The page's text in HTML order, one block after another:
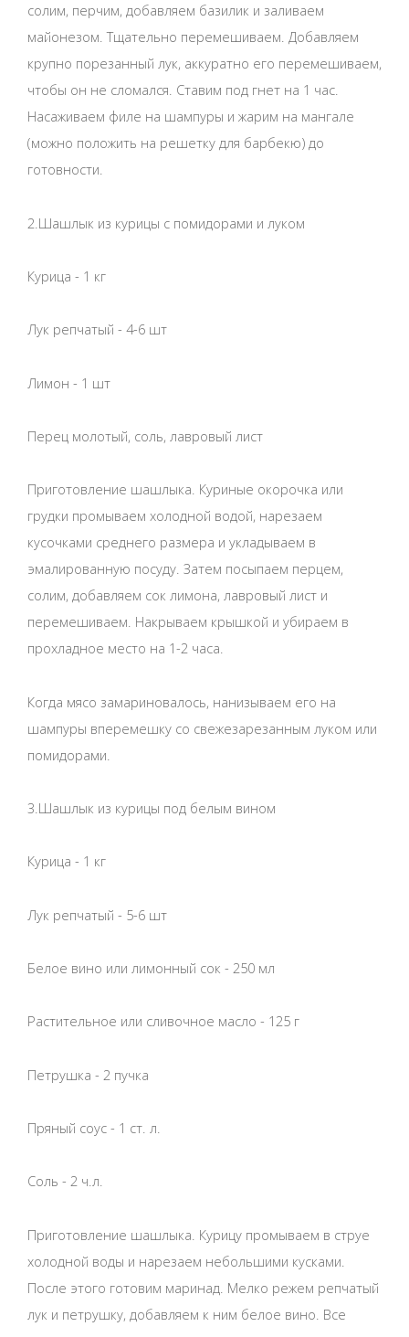
солим, перчим, добавляем базилик и заливаем
майонезом. Тщательно перемешиваем. Добавляем
крупно порезанный лук, аккуратно его перемешиваем,
чтобы он не сломался. Ставим под гнет на 1 час.
Насаживаем филе на шампуры и жарим на мангале
(можно положить на решетку для барбекю) до
готовности.
2.Шашлык из курицы с помидорами и луком
Курица - 1 кг
Лук репчатый - 4-6 шт
Лимон - 1 шт
Перец молотый, соль, лавровый лист
Приготовление шашлыка. Куриные окорочка или
грудки промываем холодной водой, нарезаем
кусочками среднего размера и укладываем в
эмалированную посуду. Затем посыпаем перцем,
солим, добавляем сок лимона, лавровый лист и
перемешиваем. Накрываем крышкой и убираем в
прохладное место на 1-2 часа.
Когда мясо замариновалось, нанизываем его на
шампуры вперемешку со свежезарезанным луком или
помидорами.
3.Шашлык из курицы под белым вином
Курица - 1 кг
Лук репчатый - 5-6 шт
Белое вино или лимонный сок - 250 мл
Растительное или сливочное масло - 125 г
Петрушка - 2 пучка
Пряный соус - 1 ст. л.
Соль - 2 ч.л.
Приготовление шашлыка. Курицу промываем в струе
холодной воды и нарезаем небольшими кусками.
После этого готовим маринад. Мелко режем репчатый
лук и петрушку, добавляем к ним белое вино. Все